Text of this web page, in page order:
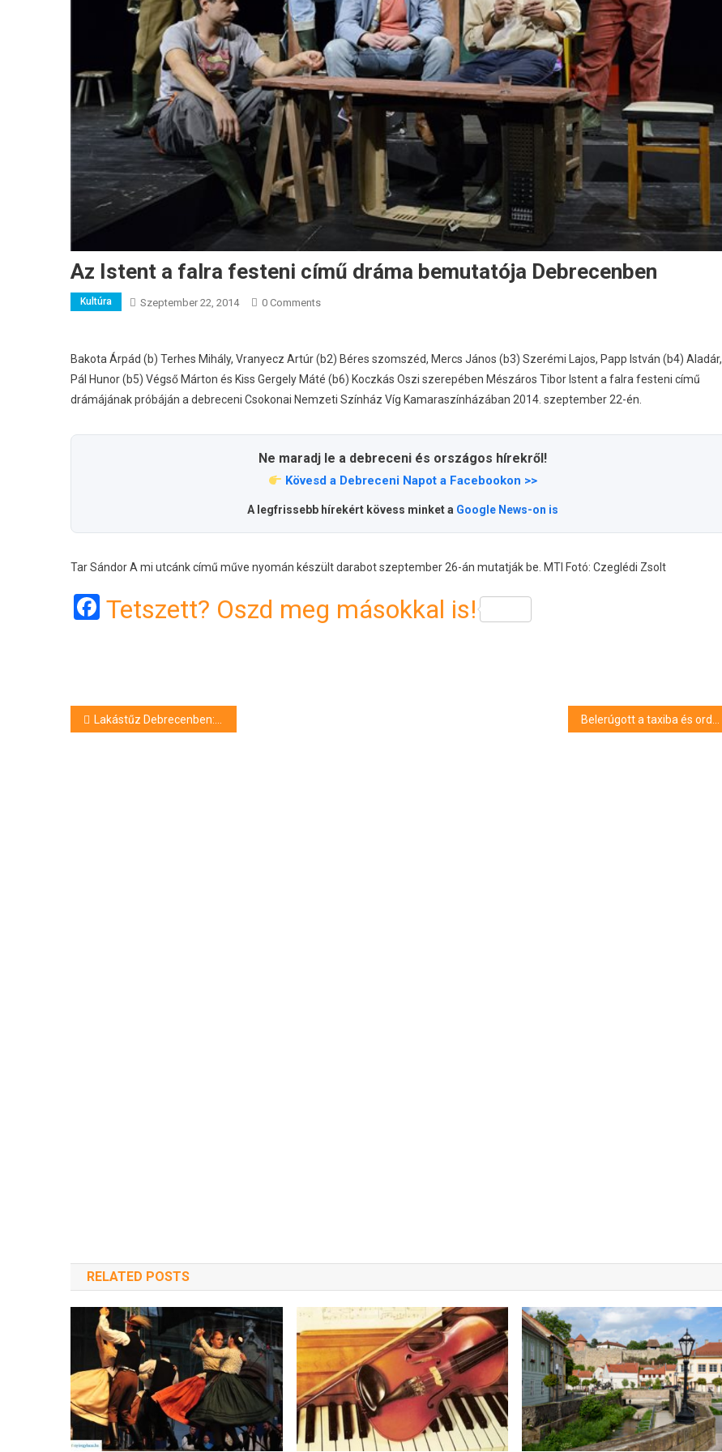
Az Istent a falra festeni című dráma bemutatója Debrecenben
Kultúra Szeptember 22, 2014 0 Comments
Bakota Árpád (b) Terhes Mihály, Vranyecz Artúr (b2) Béres szomszéd, Mercs János (b3) Szerémi Lajos, Papp István (b4) Aladár,
Pál Hunor (b5) Végső Márton és Kiss Gergely Máté (b6) Koczkás Oszi szerepében Mészáros Tibor Istent a falra festeni című
drámájának próbáján a debreceni Csokonai Nemzeti Színház Víg Kamaraszínházában 2014. szeptember 22-én.
Ne maradj le a debreceni és országos hírekről!
Kövesd a Debreceni Napot a Facebookon >>
A legfrissebb hírekért kövess minket a Google News-on is
Tar Sándor A mi utcánk című műve nyomán készült darabot szeptember 26-án mutatják be. MTI Fotó: Czeglédi Zsolt
Facebook
Tetszett? Oszd meg másokkal is!
Bejegyzés
Lakástűz Debrecenben: egy férfi súlyosan megégett
RELATED POSTS